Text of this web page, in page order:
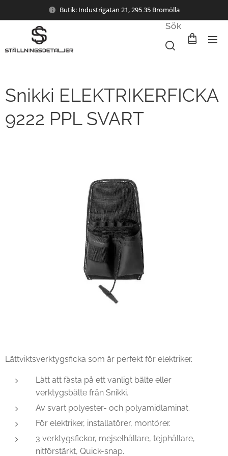
Butik: Industrigatan 21, 295 35 Bromölla
Sök
Snikki ELEKTRIKERFICKA
9222 PPL SVART
Lättviktsverktygsficka som är perfekt för elektriker.
Lätt att fästa på ett vanligt bälte eller
verktygsbälte från Snikki.
Av svart polyester- och polyamidlaminat.
För elektriker, installatörer, montörer.
3 verktygsfickor, mejselhållare, tejphållare,
nitförstärkt, Quick-snap.